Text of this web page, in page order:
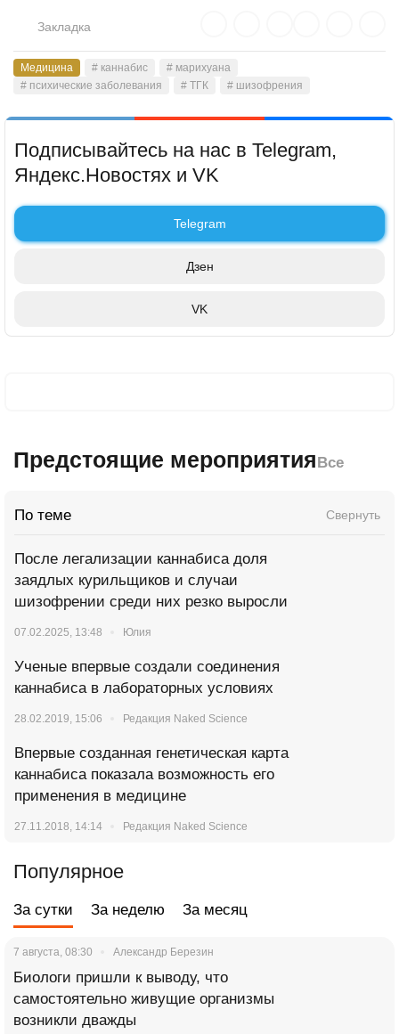
Закладка
Медицина # каннабис
# марихуана
# психические заболевания
# ТГК # шизофрения
Подписывайтесь на нас в Telegram,
Яндекс.Новостях и VK
Telegram
Дзен
VK
Предстоящие мероприятияВсе
По теме Свернуть
После легализации каннабиса доля
заядлых курильщиков и случаи
шизофрении среди них резко выросли
07.02.2025, 13:48 Юлия
Ученые впервые создали соединения
каннабиса в лабораторных условиях
28.02.2019, 15:06 Редакция Naked Science
Впервые созданная генетическая карта
каннабиса показала возможность его
применения в медицине
27.11.2018, 14:14 Редакция Naked Science
Популярное
За сутки За неделю За месяц
7 августа, 08:30 Александр Березин
Биологи пришли к выводу, что
самостоятельно живущие организмы
возникли дважды